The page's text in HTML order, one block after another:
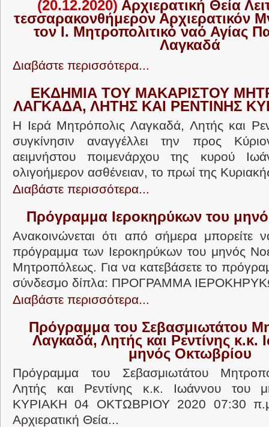
(20.12.2020) Αρχιερατική Θεία
τεσσαρακονθήμερον Αρχιερατικόν
τον Ι. Μητροπολιτικό ναό Αγίας
Λαγκαδά
Διαβάστε περισσότερα...
ΕΚΔΗΜΙΑ ΤΟΥ ΜΑΚΑΡΙΣΤΟΥ
ΛΑΓΚΑΔΑ, ΛΗΤΗΣ ΚΑΙ ΡΕΝΤΙΝΗΣ
Η Ιερά Μητρόπολις Λαγκαδά, Λητής και
συγκίνησιν αναγγέλλει την προς
αειμνήστου ποιμενάρχου της κυρού
ολιγοήμερον ασθένειαν, το πρωί της
Διαβάστε περισσότερα...
Πρόγραμμα Ιεροκηρύκων του
Ανακοινώνεται ότι από σήμερα μπορείτε
πρόγραμμα των Ιεροκηρύκων του μηνός
Μητροπόλεως. Για να κατεβάσετε το
σύνδεσμο δίπλα: ΠΡΟΓΡΑΜΜΑ
Διαβάστε περισσότερα...
Πρόγραμμα του Σεβασμιωτάτου
Λαγκαδά, Λητής και Ρεντίνης κ.κ.
μηνός Οκτωβρίου
Πρόγραμμα του Σεβασμιωτάτου
Λητής και Ρεντίνης κ.κ. Ιωάννου του
ΚΥΡΙΑΚΗ 04 ΟΚΤΩΒΡΙΟΥ 2020 07:30
Αρχιερατική Θεία...